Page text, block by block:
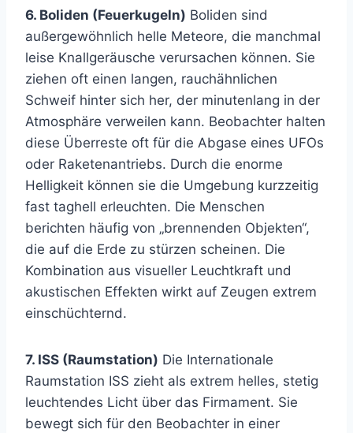
6. Boliden (Feuerkugeln) Boliden sind
außergewöhnlich helle Meteore, die manchmal
leise Knallgeräusche verursachen können. Sie
ziehen oft einen langen, rauchähnlichen
Schweif hinter sich her, der minutenlang in der
Atmosphäre verweilen kann. Beobachter halten
diese Überreste oft für die Abgase eines UFOs
oder Raketenantriebs. Durch die enorme
Helligkeit können sie die Umgebung kurzzeitig
fast taghell erleuchten. Die Menschen
berichten häufig von „brennenden Objekten“,
die auf die Erde zu stürzen scheinen. Die
Kombination aus visueller Leuchtkraft und
akustischen Effekten wirkt auf Zeugen extrem
einschüchternd.
7. ISS (Raumstation) Die Internationale
Raumstation ISS zieht als extrem helles, stetig
leuchtendes Licht über das Firmament. Sie
bewegt sich für den Beobachter in einer